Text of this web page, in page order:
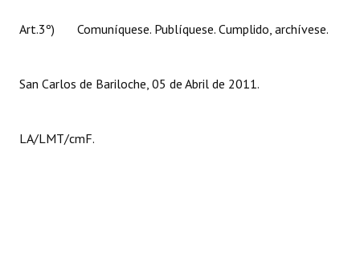
REFORMA DE LA CARTA ORGÁNICA
Art.3º) Comuníquese. Publíquese. Cumplido, archívese.
San Carlos de Bariloche, 05 de Abril de 2011.
LA/LMT/cmF.